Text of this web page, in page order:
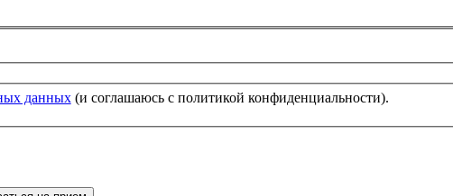
данных(и соглашаюсь с политикой конфиденциальности).